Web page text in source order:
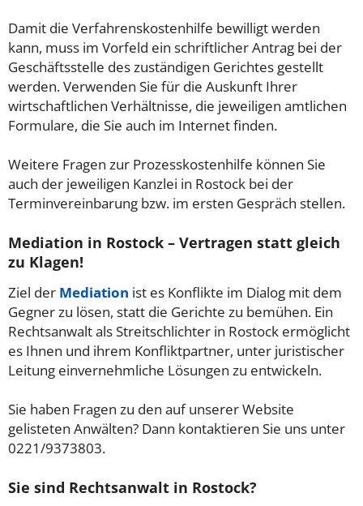
Damit die Verfahrenskostenhilfe bewilligt werden
kann, muss im Vorfeld ein schriftlicher Antrag bei der
Geschäftsstelle des zuständigen Gerichtes gestellt
werden. Verwenden Sie für die Auskunft Ihrer
wirtschaftlichen Verhältnisse, die jeweiligen amtlichen
Formulare, die Sie auch im Internet finden.
Weitere Fragen zur Prozesskostenhilfe können Sie
auch der jeweiligen Kanzlei in Rostock bei der
Terminvereinbarung bzw. im ersten Gespräch stellen.
Mediation in Rostock – Vertragen statt gleich
zu Klagen!
Ziel der Mediation ist es Konflikte im Dialog mit dem
Gegner zu lösen, statt die Gerichte zu bemühen. Ein
Rechtsanwalt als Streitschlichter in Rostock ermöglicht
es Ihnen und ihrem Konfliktpartner, unter juristischer
Leitung einvernehmliche Lösungen zu entwickeln.
Sie haben Fragen zu den auf unserer Website
gelisteten Anwälten? Dann kontaktieren Sie uns unter
0221/9373803.
Sie sind Rechtsanwalt in Rostock?